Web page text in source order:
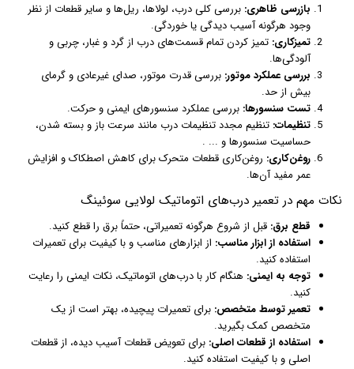
بازرسی ظاهری: بررسی کلی درب، لولاها، ریل‌ها و سایر قطعات از نظر
وجود هرگونه آسیب دیدگی یا خوردگی.
تمیزکاری: تمیز کردن تمام قسمت‌های درب از گرد و غبار، چربی و
آلودگی‌ها.
بررسی عملکرد موتور: بررسی قدرت موتور، صدای غیرعادی و گرمای
بیش از حد.
تست سنسورها: بررسی عملکرد سنسورهای ایمنی و حرکت.
تنظیمات: تنظیم مجدد تنظیمات درب مانند سرعت باز و بسته شدن،
حساسیت سنسورها و ... .
روغن‌کاری: روغن‌کاری قطعات متحرک برای کاهش اصطکاک و افزایش
عمر مفید آن‌ها.
نکات مهم در تعمیر درب‌های اتوماتیک لولایی سوئینگ
قطع برق: قبل از شروع هرگونه تعمیراتی، حتماً برق را قطع کنید.
استفاده از ابزار مناسب: از ابزارهای مناسب و با کیفیت برای تعمیرات
استفاده کنید.
توجه به ایمنی: هنگام کار با درب‌های اتوماتیک، نکات ایمنی را رعایت
کنید.
تعمیر توسط متخصص: برای تعمیرات پیچیده، بهتر است از یک
متخصص کمک بگیرید.
استفاده از قطعات اصلی: برای تعویض قطعات آسیب دیده، از قطعات
اصلی و با کیفیت استفاده کنید.